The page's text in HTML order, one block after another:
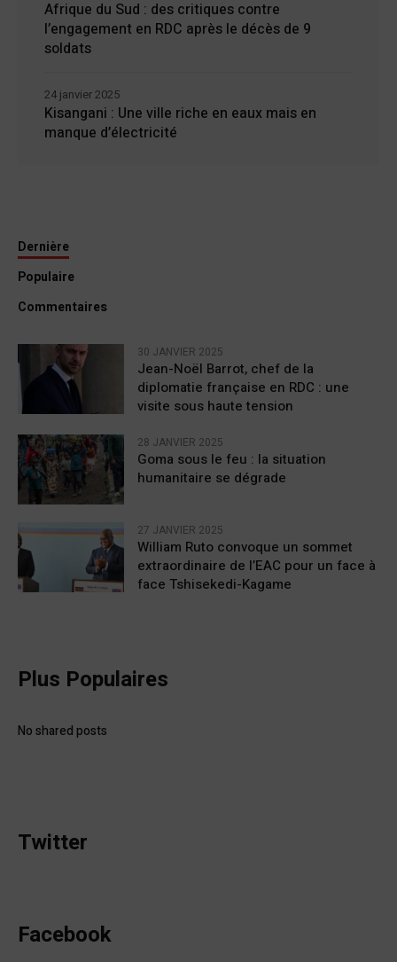
Afrique du Sud : des critiques contre
l’engagement en RDC après le décès de 9
soldats
Kisangani : Une ville riche en eaux mais en
manque d’électricité
24 janvier 2025
Dernière
Populaire
Commentaires
30 JANVIER 2025
Jean-Noël Barrot, chef de la
diplomatie française en RDC : une
visite sous haute tension
28 JANVIER 2025
Goma sous le feu : la situation
humanitaire se dégrade
27 JANVIER 2025
William Ruto convoque un sommet
extraordinaire de l’EAC pour un face à
face Tshisekedi-Kagame
Plus Populaires
No shared posts
Twitter
Facebook